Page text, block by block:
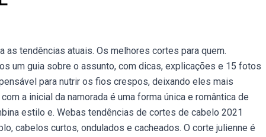
tendências atuais. Os melhores cortes para quem.
um guia sobre o assunto, com dicas, explicações e 15 fotos
para nutrir os fios crespos, deixando eles mais
a inicial da namorada é uma forma única e romântica de
estilo e. Webas tendências de cortes de cabelo 2021
cabelos curtos, ondulados e cacheados. O corte julienne é